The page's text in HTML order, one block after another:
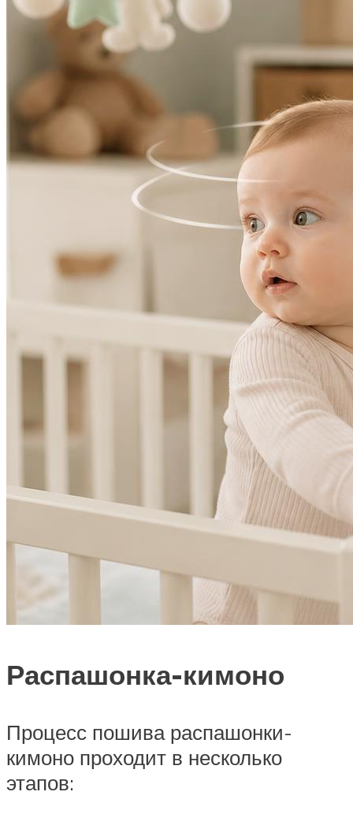
Распашонка-кимоно
Процесс пошива распашонки-
кимоно проходит в несколько
этапов: